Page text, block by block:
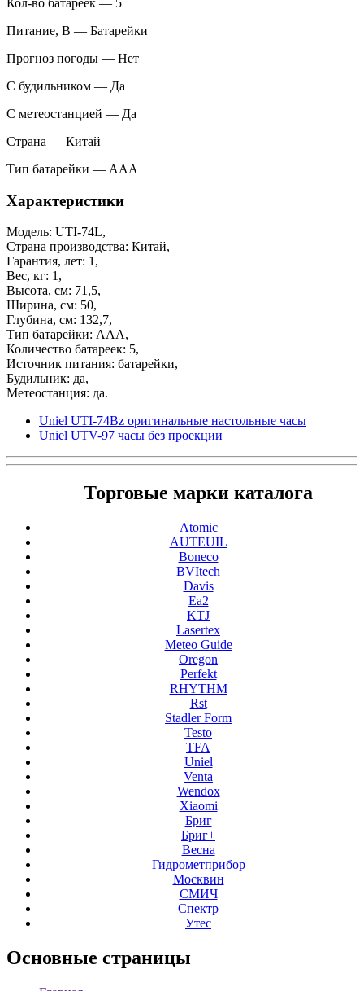
Кол-во батареек — 5
Питание, В — Батарейки
Прогноз погоды — Нет
С будильником — Да
С метеостанцией — Да
Страна — Китай
Тип батарейки — AAA
Характеристики
Модель: UTI-74L,
Страна производства: Китай,
Гарантия, лет: 1,
Вес, кг: 1,
Высота, см: 71,5,
Ширина, см: 50,
Глубина, см: 132,7,
Тип батарейки: ААА,
Количество батареек: 5,
Источник питания: батарейки,
Будильник: да,
Метеостанция: да.
Uniel UTI-74Bz оригинальные настольные часы
Uniel UTV-97 часы без проекции
Торговые марки каталога
Atomic
AUTEUIL
Boneco
BVItech
Davis
Ea2
KTJ
Lasertex
Meteo Guide
Oregon
Perfekt
RHYTHM
Rst
Stadler Form
Testo
TFA
Uniel
Venta
Wendox
Xiaomi
Бриг
Бриг+
Весна
Гидрометприбор
Москвин
СМИЧ
Спектр
Утес
Основные страницы